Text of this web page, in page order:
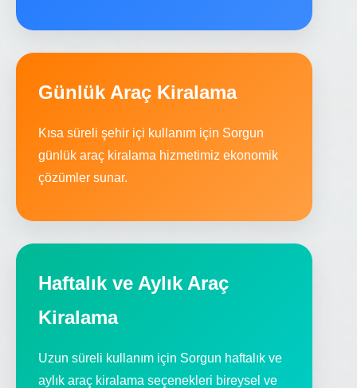
Günlük Araç Kiralama
Kısa süreli şehir içi kullanım için Sorgun
günlük araç kiralama hizmetimiz ekonomik
çözümler sunar.
Haftalık ve Aylık Araç
Kiralama
Uzun süreli kullanım için Sorgun haftalık ve
aylık araç kiralama seçenekleri bireysel ve